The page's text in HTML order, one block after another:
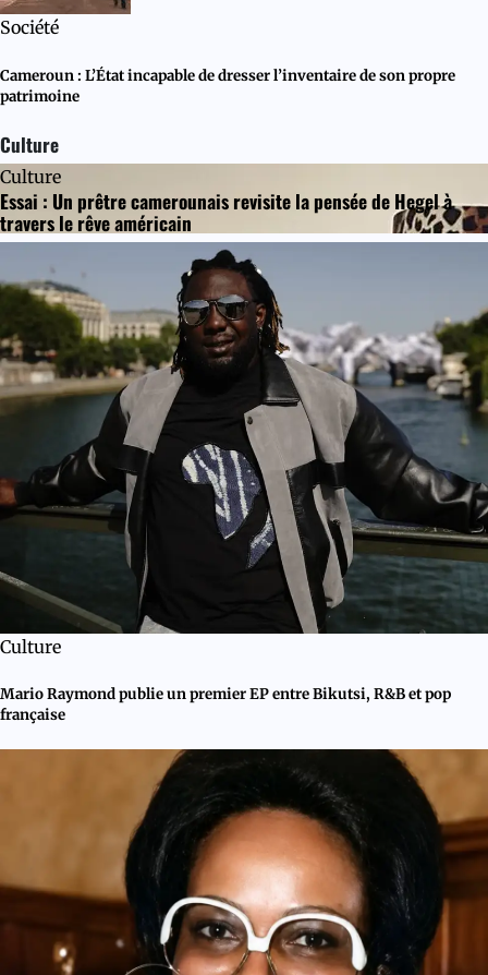
Société
Cameroun : L’État incapable de dresser l’inventaire de son propre
patrimoine
Culture
Culture
Essai : Un prêtre camerounais revisite la pensée de Hegel à
travers le rêve américain
Culture
Mario Raymond publie un premier EP entre Bikutsi, R&B et pop
française